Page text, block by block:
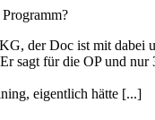
der Doc ist mit dabei
sagt für die OP und nur
eigentlich hätte [...]